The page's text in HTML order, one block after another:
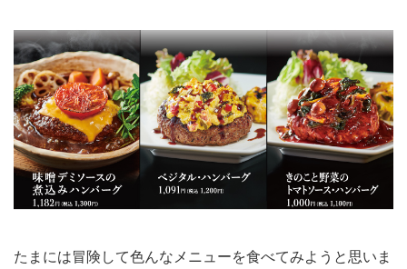
たまには冒険して色んなメニューを食べてみようと思いま